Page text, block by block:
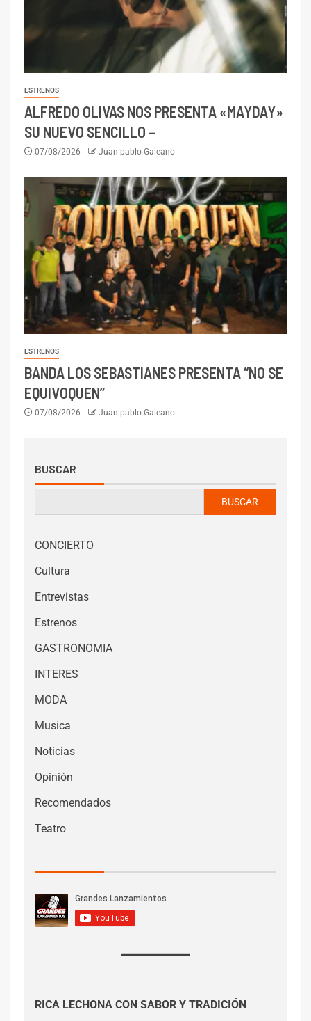
ESTRENOS
ALFREDO OLIVAS NOS PRESENTA «MAYDAY»
SU NUEVO SENCILLO –
07/08/2026 Juan pablo Galeano
ESTRENOS
BANDA LOS SEBASTIANES PRESENTA “NO SE
EQUIVOQUEN”
07/08/2026 Juan pablo Galeano
BUSCAR
BUSCAR
CONCIERTO
Cultura
Entrevistas
Estrenos
GASTRONOMIA
INTERES
MODA
Musica
Noticias
Opinión
Recomendados
Teatro
RICA LECHONA CON SABOR Y TRADICIÓN